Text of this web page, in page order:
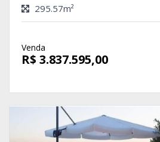
295.57m²
Venda
R$ 3.837.595,00